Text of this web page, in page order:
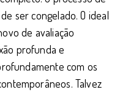
ser congelado. O ideal
de avaliação
profunda e
com os
Talvez